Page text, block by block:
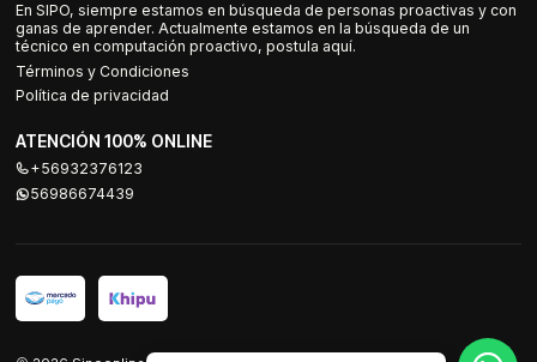
En SIPO, siempre estamos en búsqueda de personas proactivas y con
ganas de aprender. Actualmente estamos en la búsqueda de un
técnico en computación proactivo, postula aquí.
Términos y Condiciones
Política de privacidad
ATENCIÓN 100% ONLINE
+56932376123
56986674439